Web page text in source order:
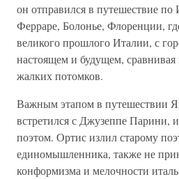
он отправился в путешествие
Ферраре, Болонье, Флоренции,
великого прошлого Италии, с
настоящем и будущем,
жалких потомков.
Важным этапом в путешествии
встретился с Джузеппе Парини,
поэтом. Ортис излил старому
единомышленника, также не
конформизма и мелочности